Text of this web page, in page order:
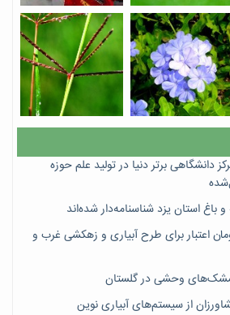
تهران در جمع ۳ مرکز دانشگاهی برتر دنیا در تولید علم حوزه
تومان اعتبار برای طرح آبیاری و زهکشی غرب و
وحشی در گلستان
از سیستم‌های آبیاری نوین